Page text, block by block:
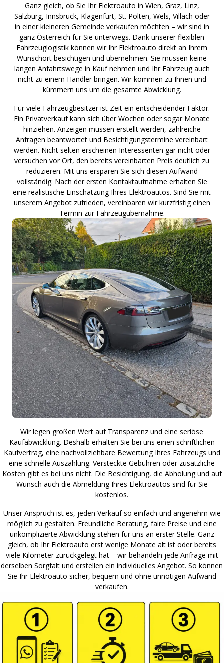
Ganz gleich, ob Sie Ihr Elektroauto in Wien, Graz, Linz,
Salzburg, Innsbruck, Klagenfurt, St. Pölten, Wels, Villach oder
in einer kleineren Gemeinde verkaufen möchten – wir sind in
ganz Österreich für Sie unterwegs. Dank unserer flexiblen
Fahrzeuglogistik können wir Ihr Elektroauto direkt an Ihrem
Wunschort besichtigen und übernehmen. Sie müssen keine
langen Anfahrtswege in Kauf nehmen und Ihr Fahrzeug auch
nicht zu einem Händler bringen. Wir kommen zu Ihnen und
kümmern uns um die gesamte Abwicklung.
Für viele Fahrzeugbesitzer ist Zeit ein entscheidender Faktor.
Ein Privatverkauf kann sich über Wochen oder sogar Monate
hinziehen. Anzeigen müssen erstellt werden, zahlreiche
Anfragen beantwortet und Besichtigungstermine vereinbart
werden. Nicht selten erscheinen Interessenten gar nicht oder
versuchen vor Ort, den bereits vereinbarten Preis deutlich zu
reduzieren. Mit uns ersparen Sie sich diesen Aufwand
vollständig. Nach der ersten Kontaktaufnahme erhalten Sie
eine realistische Einschätzung Ihres Elektroautos. Sind Sie mit
unserem Angebot zufrieden, vereinbaren wir kurzfristig einen
Termin zur Fahrzeugübernahme.
Wir legen großen Wert auf Transparenz und eine seriöse
Kaufabwicklung. Deshalb erhalten Sie bei uns einen schriftlichen
Kaufvertrag, eine nachvollziehbare Bewertung Ihres Fahrzeugs und
eine schnelle Auszahlung. Versteckte Gebühren oder zusätzliche
Kosten gibt es bei uns nicht. Die Besichtigung, die Abholung und auf
Wunsch auch die Abmeldung Ihres Elektroautos sind für Sie
kostenlos.
Unser Anspruch ist es, jeden Verkauf so einfach und angenehm wie
möglich zu gestalten. Freundliche Beratung, faire Preise und eine
unkomplizierte Abwicklung stehen für uns an erster Stelle. Ganz
gleich, ob Ihr Elektroauto erst wenige Monate alt ist oder bereits
viele Kilometer zurückgelegt hat – wir behandeln jede Anfrage mit
derselben Sorgfalt und erstellen ein individuelles Angebot. So können
Sie Ihr Elektroauto sicher, bequem und ohne unnötigen Aufwand
verkaufen.